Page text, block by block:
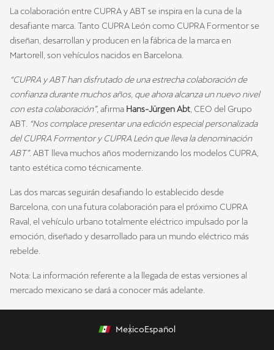
La colaboración entre CUPRA y ABT se inspira en la cuna de la
desafiante marca. Tanto CUPRA León como CUPRA Formentor se
diseñan, desarrollan y producen en la fábrica de la marca en
Martorell, son vehículos nacidos en Barcelona.
“CUPRA y ABT han disfrutado de una estrecha colaboración de
confianza durante muchos años, que ahora alcanza un nuevo nivel
con esta colaboración”, afirma Hans-Jürgen Abt, CEO del Grupo
ABT. “Nos complace presentar una edición especial personalizada
del CUPRA Formentor y CUPRA León que lleva la denominación
ABT”. ABT lleva muchos años modernizando los modelos CUPRA,
tanto estética como técnicamente.
Las dos marcas seguirán desafiando lo establecido desde
Barcelona, ​​con una futura colaboración para el próximo CUPRA
Raval, el vehículo urbano totalmente eléctrico impulsado por la
emoción, diseñado y desarrollado para un mundo eléctrico más
rebelde.
Nota: La información referente a la llegada de estas versiones al
mercado mexicano se dará a conocer más adelante.
MexicoEspañol